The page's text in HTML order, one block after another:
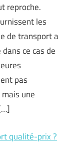
reproche.
les
de transport a
ce cas de
pas
une
qualité-prix ?